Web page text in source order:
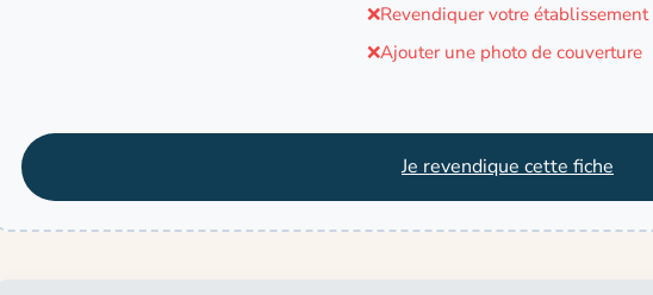
❌Revendiquer votre établissement
❌Ajouter une photo de couverture
Je revendique cette fiche